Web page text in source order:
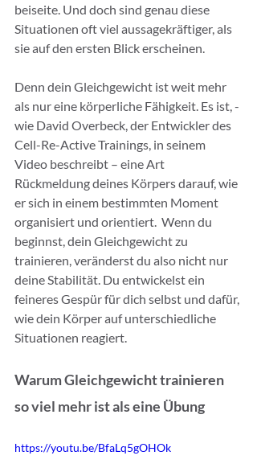
beiseite. Und doch sind genau diese
Situationen oft viel aussagekräftiger, als
sie auf den ersten Blick erscheinen.
Denn dein Gleichgewicht ist weit mehr
als nur eine körperliche Fähigkeit. Es ist, -
wie David Overbeck, der Entwickler des
Cell-Re-Active Trainings, in seinem
Video beschreibt – eine Art
Rückmeldung deines Körpers darauf, wie
er sich in einem bestimmten Moment
organisiert und orientiert.  Wenn du
beginnst, dein Gleichgewicht zu
trainieren, veränderst du also nicht nur
deine Stabilität. Du entwickelst ein
feineres Gespür für dich selbst und dafür,
wie dein Körper auf unterschiedliche
Situationen reagiert.
Warum Gleichgewicht trainieren
so viel mehr ist als eine Übung
https://youtu.be/BfaLq5gOHOk